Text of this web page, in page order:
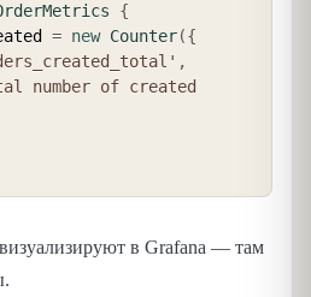
{
= new Counter({
,
number of created
визуализируют в Grafana — там